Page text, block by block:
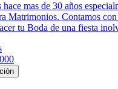
mas de 30 años
Matrimonios. Contamos
tu Boda de una fiesta